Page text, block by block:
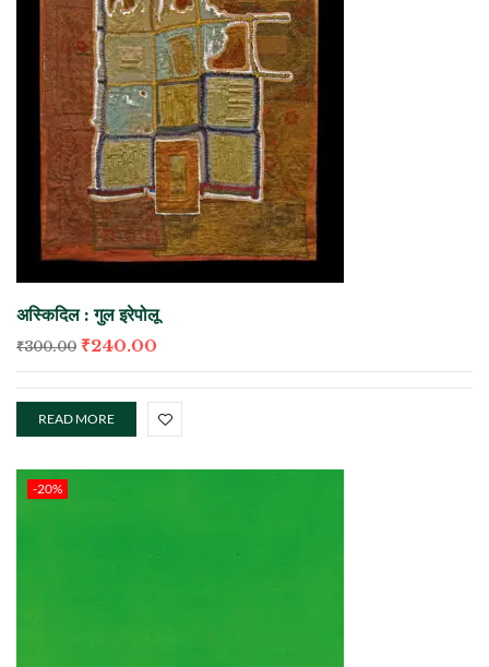
अस्किदिल : गुल इरेपोलू
₹300.00 ₹240.00
READ MORE
-20%